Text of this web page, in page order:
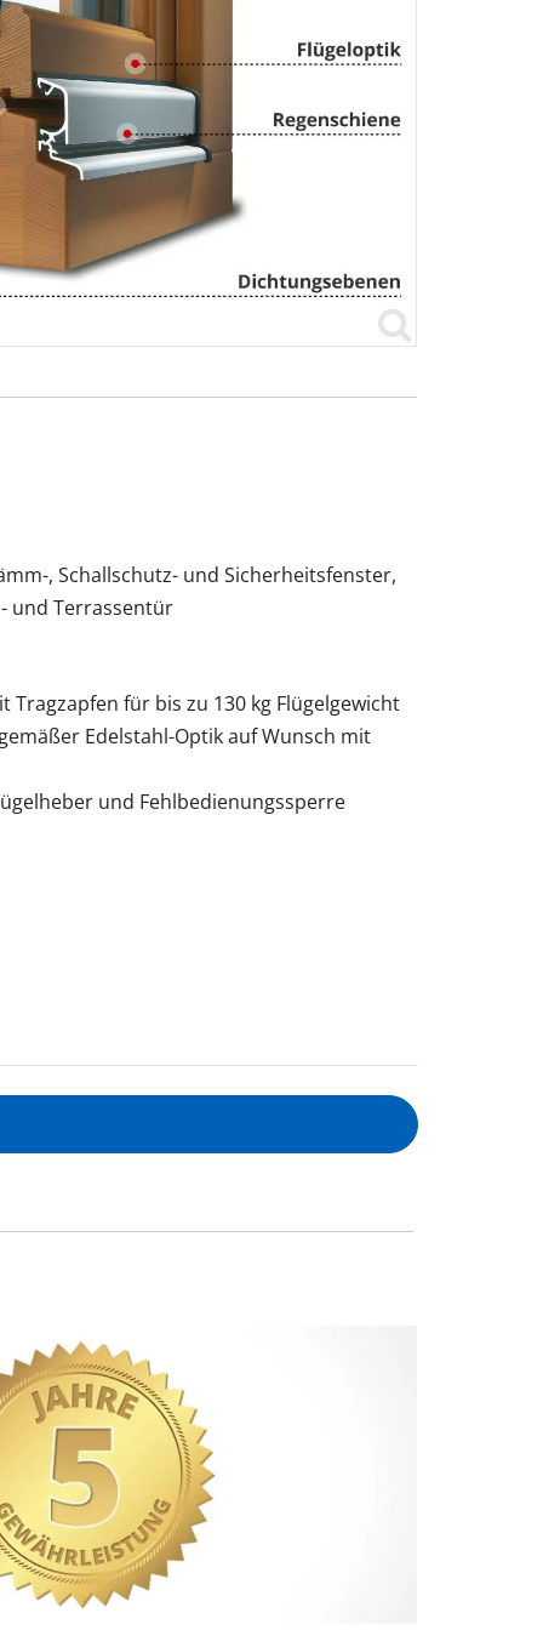
, Schallschutz- und Sicherheitsfenster,
und Terrassentür
Tragzapfen für bis zu 130 kg Flügelgewicht
Edelstahl-Optik auf Wunsch mit
und Fehlbedienungssperre